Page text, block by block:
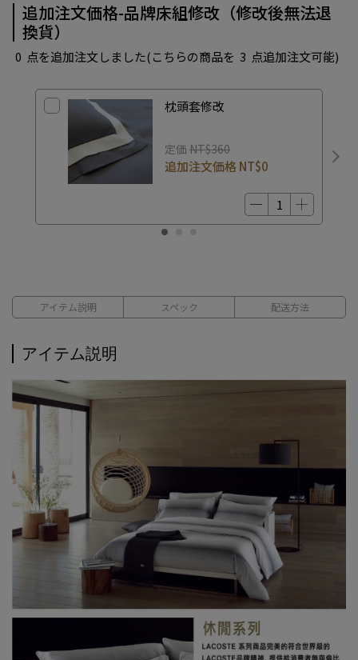
追加注文価格-品牌床組修改（修改後無法退
換貨）
0 点を追加注文しました(こちらの商品を 3 点追加注文可能)
枕頭套修改
定価 NT$360
追加注文価格NT$0
アイテム説明 スペック 配送方法
アイテム説明